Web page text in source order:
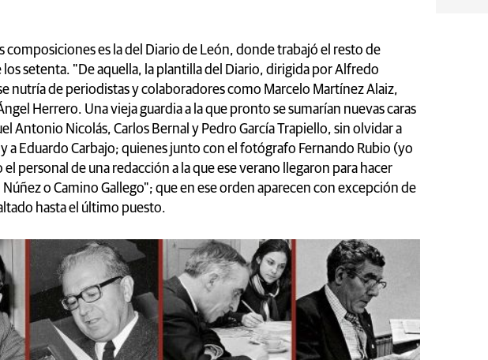
composiciones es la del Diario de León, donde trabajó el resto de
los setenta. "De aquella, la plantilla del Diario, dirigida por Alfredo
nutría de periodistas y colaboradores como Marcelo Martínez Alaiz,
Herrero. Una vieja guardia a la que pronto se sumarían nuevas caras
Antonio Nicolás, Carlos Bernal y Pedro García Trapiello, sin olvidar a
a Eduardo Carbajo; quienes junto con el fotógrafo Fernando Rubio (yo
personal de una redacción a la que ese verano llegaron para hacer
o Camino Gallego"; que en ese orden aparecen con excepción de
hasta el último puesto.